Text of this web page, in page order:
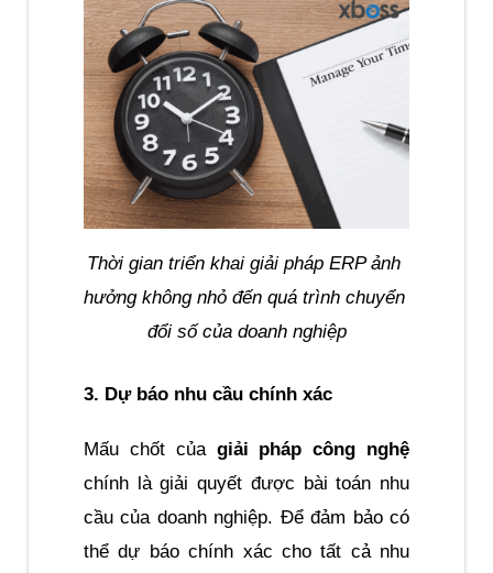
Thời gian triển khai giải pháp ERP ảnh
hưởng không nhỏ đến quá trình chuyển
đổi số của doanh nghiệp
3. Dự báo nhu cầu chính xác
Mấu chốt của giải pháp công nghệ
chính là giải quyết được bài toán nhu
cầu của doanh nghiệp. Để đảm bảo có
thể dự báo chính xác cho tất cả nhu